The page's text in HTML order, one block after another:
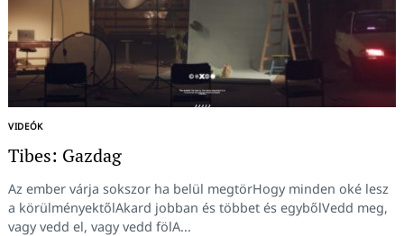
VIDEÓK
Tibes: Gazdag
Az ember várja sokszor ha belül megtörHogy minden oké lesz
a körülményektőlAkard jobban és többet és egybőlVedd meg,
vagy vedd el, vagy vedd fölA...